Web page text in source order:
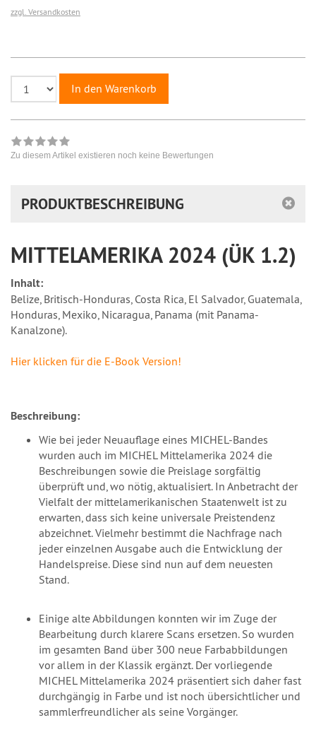
zzgl. Versandkosten
In den Warenkorb
Zu diesem Artikel existieren noch keine Bewertungen
PRODUKTBESCHREIBUNG
MITTELAMERIKA 2024 (ÜK 1.2)
Inhalt:
Belize, Britisch-Honduras, Costa Rica, El Salvador, Guatemala,
Honduras, Mexiko, Nicaragua, Panama (mit Panama-
Kanalzone).
Hier klicken für die E-Book Version!
Beschreibung:
Wie bei jeder Neuauflage eines MICHEL-Bandes
wurden auch im MICHEL Mittelamerika 2024 die
Beschreibungen sowie die Preislage sorgfältig
überprüft und, wo nötig, aktualisiert. In Anbetracht der
Vielfalt der mittelamerikanischen Staatenwelt ist zu
erwarten, dass sich keine universale Preistendenz
abzeichnet. Vielmehr bestimmt die Nachfrage nach
jeder einzelnen Ausgabe auch die Entwicklung der
Handelspreise. Diese sind nun auf dem neuesten
Stand.
Einige alte Abbildungen konnten wir im Zuge der
Bearbeitung durch klarere Scans ersetzen. So wurden
im gesamten Band über 300 neue Farbabbildungen
vor allem in der Klassik ergänzt. Der vorliegende
MICHEL Mittelamerika 2024 präsentiert sich daher fast
durchgängig in Farbe und ist noch übersichtlicher und
sammlerfreundlicher als seine Vorgänger.